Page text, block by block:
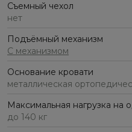
Съемный чехол
нет
Подъёмный механизм
С механизмом
Основание кровати
металлическая
Максимальная нагрузка на
до 140 кг